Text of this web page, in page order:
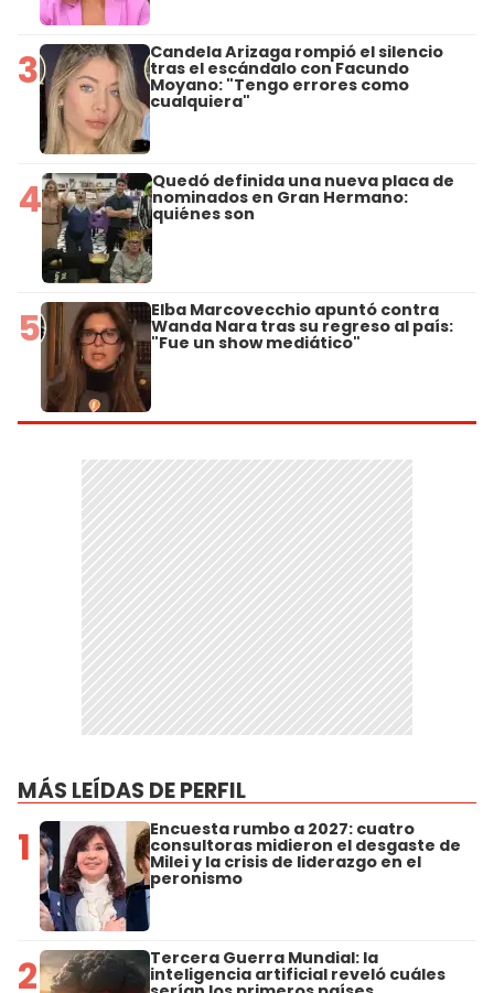
3 Candela Arizaga rompió el silencio
tras el escándalo con Facundo
Moyano: "Tengo errores como
cualquiera"
4 Quedó definida una nueva placa de
nominados en Gran Hermano:
quiénes son
5 Elba Marcovecchio apuntó contra
Wanda Nara tras su regreso al país:
"Fue un show mediático"
MÁS LEÍDAS DE PERFIL
1 Encuesta rumbo a 2027: cuatro
consultoras midieron el desgaste de
Milei y la crisis de liderazgo en el
peronismo
2 Tercera Guerra Mundial: la
inteligencia artificial reveló cuáles